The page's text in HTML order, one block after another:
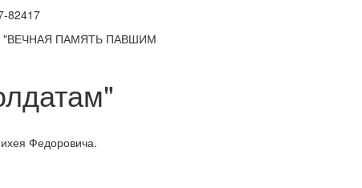
82417
"ВЕЧНАЯ ПАМЯТЬ ПАВШИМ
Федоровича.